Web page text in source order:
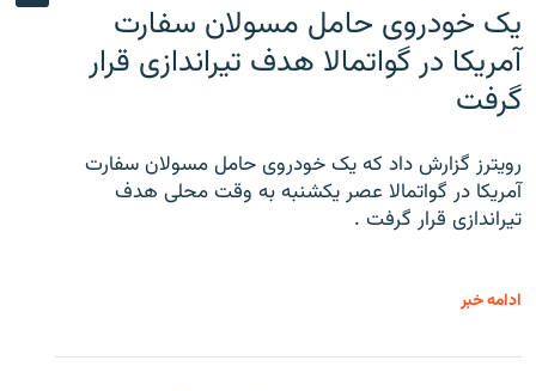
یک خودروی حامل مسولان سفارت
آمریکا در گواتمالا هدف تیراندازی قرار
گرفت
رویترز گزارش داد که یک خودروی حامل مسولان سفارت
آمریکا در گواتمالا عصر یکشنبه به وقت محلی هدف
تیراندازی قرار گرفت .
ادامه خبر